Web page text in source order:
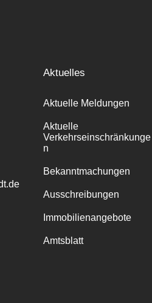
Aktuelles
Aktuelle Meldungen
Aktuelle
Verkehrseinschränkunge
n
Bekanntmachungen
Ausschreibungen
Immobilienangebote
Amtsblatt